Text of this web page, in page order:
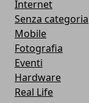
Internet
Senza categoria
Mobile
Fotografia
Eventi
Hardware
Real Life